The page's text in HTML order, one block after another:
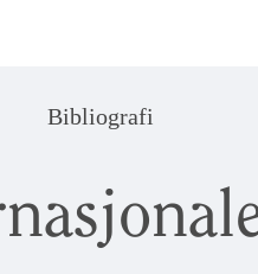
Bibliografi